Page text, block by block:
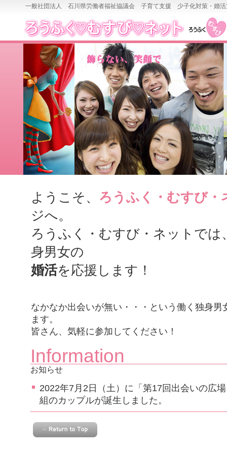
一般社団法人 石川県労働者福祉協議会 子育て支援 少子化対策・婚活
ようこそ、 ろうふく・むすび・
ジへ。
ろうふく・むすび・ネットでは
身男女の
婚活を応援します！
なかなか出会いが無い・・・という働く独身
ます。
皆さん、気軽に参加してください！
Information
お知らせ
2022年7月2日（土）に「第17回出会いの広
組のカップルが誕生しました。